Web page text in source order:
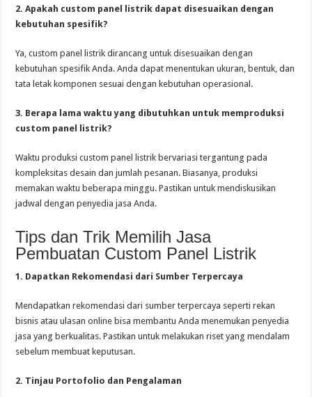
2. Apakah custom panel listrik dapat disesuaikan dengan
kebutuhan spesifik?
Ya, custom panel listrik dirancang untuk disesuaikan dengan
kebutuhan spesifik Anda. Anda dapat menentukan ukuran, bentuk, dan
tata letak komponen sesuai dengan kebutuhan operasional.
3. Berapa lama waktu yang dibutuhkan untuk memproduksi
custom panel listrik?
Waktu produksi custom panel listrik bervariasi tergantung pada
kompleksitas desain dan jumlah pesanan. Biasanya, produksi
memakan waktu beberapa minggu. Pastikan untuk mendiskusikan
jadwal dengan penyedia jasa Anda.
Tips dan Trik Memilih Jasa
Pembuatan Custom Panel Listrik
1. Dapatkan Rekomendasi dari Sumber Terpercaya
Mendapatkan rekomendasi dari sumber terpercaya seperti rekan
bisnis atau ulasan online bisa membantu Anda menemukan penyedia
jasa yang berkualitas. Pastikan untuk melakukan riset yang mendalam
sebelum membuat keputusan.
2. Tinjau Portofolio dan Pengalaman